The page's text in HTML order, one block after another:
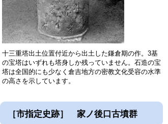
十三重塔出土位置付近から出土した鎌倉期の作。3基
の宝塔はいずれも塔身しか残っていません。石造の宝
塔は全国的にも少なく倉吉地方の密教文化受容の水準
の高さを示しています。
［市指定史跡］ 家ノ後口古墳群